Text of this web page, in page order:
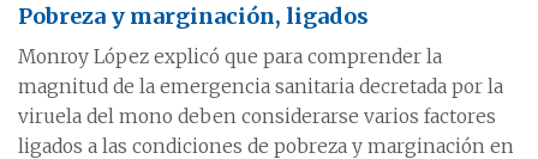
Pobreza y marginación, ligados
Monroy López explicó que para comprender la
magnitud de la emergencia sanitaria decretada por la
viruela del mono deben considerarse varios factores
ligados a las condiciones de pobreza y marginación en